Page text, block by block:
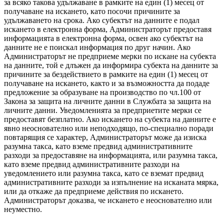
за всяко такова удължаване в рамките на един (1) месец от
получаване на искането, като посочи причините за
удължаването на срока. Ако субектът на данните е подал
искането в електронна форма, Администраторът предоставя
информацията в електронна форма, освен ако субектът на
данните не е поискал информация по друг начин. Ако
Администраторът не предприеме мерки по искане на субекта
на данните, той е длъжен да информира субекта на данните за
причините за бездействието в рамките на един (1) месец от
получаване на искането, както и за възможността да подаде
предложение за образуване на производство по чл.100 от
Закона за защита на личните данни в Службата за защита на
личните данни. Уведомленията за предприетите мерки се
предоставят безплатно. Ако искането на субекта на данните е
явно неоснователно или неподходящо, по-специално поради
повтарящия се характер, Администраторът може да изиска
разумна такса, като вземе предвид административните
разходи за предоставяне на информацията, или разумна такса,
като вземе предвид административните разходи на
уведомлението или разумна такса, като се вземат предвид
административните разходи за изпълнение на исканата мярка,
или да откаже да предприеме действия по искането.
Администраторът доказва, че искането е неоснователно или
неуместно.